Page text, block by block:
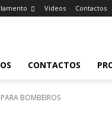
Videos Contactos
CONTACTOS
BOMBEIROS